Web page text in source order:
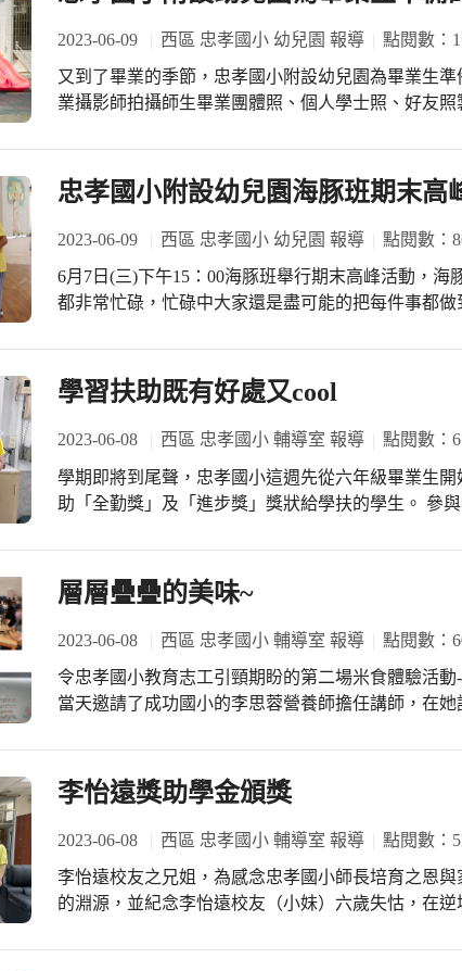
2023-06-09 西區 忠孝國小 幼兒園 報導 點閱數：
又到了畢業的季節，忠孝國小附設幼兒園為畢業生
業攝影師拍攝師生畢業團體照、個人學士照、好友
選，選擇出最適合又美觀的畢業生書包。 *特製棗紅
的結業證書，結業證書裡記戴著畢業生的祕密小檔案
人想起師生在校一起生活一起學習的場景。 *由臺中
兒園畢業生特製的獎狀，裡面有著盧市長媽媽給畢
園畢業，期勉自己帶著正向努力的態度進入嶄新的小
習世界。 好開心喔！擁有這麼多畢業禮物，記得喔
忠孝國小附設幼兒園海豚班期末高
2023-06-09 西區 忠孝國小 幼兒園 報導 點閱數：
6月7日(三)下午15：00海豚班舉行期末高峰活動，海
都非常忙碌，忙碌中大家還是盡可能的把每件事都
鹿班先去體驗『海豚樂園』，海豚班師生們有先將要
先播放給要體驗海豚樂園的人欣賞，欣賞完後就可以
體驗海豚樂園完後直說好好玩，可以再來玩1次嗎?這
處，可以體驗不同班級的每個期末高峰活動喔！ 當
園體驗海豚樂園的親子時光，說真得要體驗這8個關
細且細心聽海豚班關主說明解釋，關主是由海豚班
學習扶助既有好處又cool
2023-06-08 西區 忠孝國小 輔導室 報導 點閱數：
學期即將到尾聲，忠孝國小這週先從六年級畢業生
助「全勤獎」及「進步獎」獎狀給學扶的學生。 參
裡，跟老師的良好互動中，勇於發問進而樂於學習，
天邊！
層層疊疊的美味~
2023-06-08 西區 忠孝國小 輔導室 報導 點閱數：
令忠孝國小教育志工引頸期盼的第二場米食體驗活
當天邀請了成功國小的李思蓉營養師擔任講師，在
拌困難，這時講師及時出招趕緊加冷水，解決困境，
等候蒸煮，待稍微凝固時再倒入一層黑漿，再等待稍
層，不過那是理想狀況，現場的志工畢竟不是專家，
李怡遠獎助學金頒獎
2023-06-08 西區 忠孝國小 輔導室 報導 點閱數：
李怡遠校友之兄姐，為感念忠孝國小師長培育之恩
的淵源，並紀念李怡遠校友（小妹）六歲失怙，在